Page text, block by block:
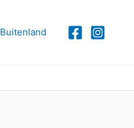
Buitenland